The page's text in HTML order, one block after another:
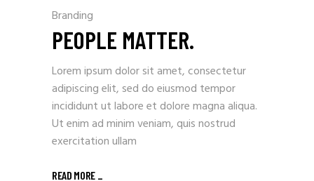
Branding
PEOPLE MATTER.
Lorem ipsum dolor sit amet, consectetur
adipiscing elit, sed do eiusmod tempor
incididunt ut labore et dolore magna aliqua.
Ut enim ad minim veniam, quis nostrud
exercitation ullam
READ MORE _